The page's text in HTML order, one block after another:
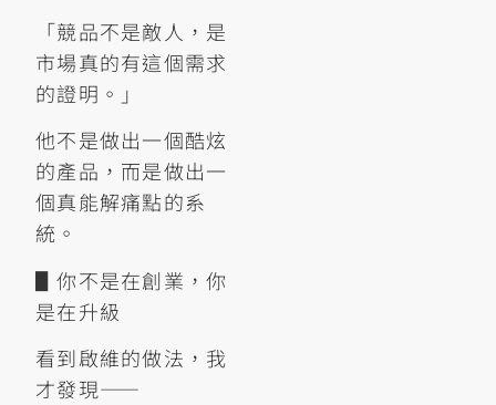
「競品不是敵人，是
市場真的有這個需求
的證明。」
他不是做出一個酷炫
的產品，而是做出一
個真能解痛點的系
統。
▋你不是在創業，你
是在升級
看到啟維的做法，我
才發現——